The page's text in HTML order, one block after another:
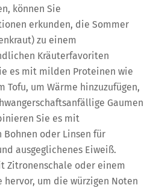
können Sie
erkunden, die Sommer
zu einem
Kräuterfavoriten
es mit milden Proteinen wie
Tofu, um Wärme hinzuzufügen,
Gaumen
Sie es mit
Bohnen oder Linsen für
ausgeglichenes Eiweiß.
Zitronenschale oder einem
hervor, um die würzigen Noten